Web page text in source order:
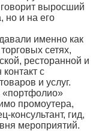
выросший
но и на его
именно как
сетях,
ресторанной и
с
и услуг.
«портфолио»
промоутера,
консультант, гид,
мероприятий.